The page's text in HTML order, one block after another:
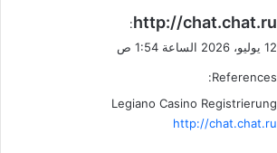
ي
ق
ل
http://chat.chat.ru
:
12 يوليو، 2026 الساعة 1:54 ص
References:
Legiano Casino Registrierung
http://chat.chat.ru